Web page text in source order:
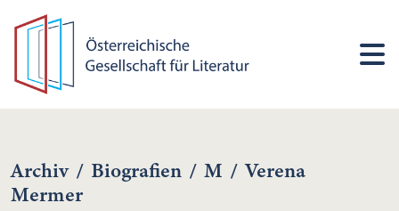
Archiv / Biografien / M / Verena
Mermer